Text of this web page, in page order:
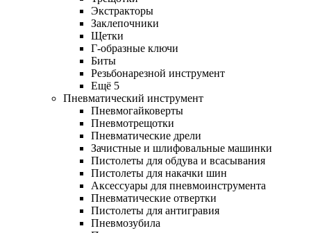
Экстракторы
Заклепочники
Щетки
Г-образные ключи
Биты
Резьбонарезной инструмент
Ещё 5
Пневматический инструмент
Пневмогайковерты
Пневмотрещотки
Пневматические дрели
Зачистные и шлифовальные машинки
Пистолеты для обдува и всасывания
Пистолеты для накачки шин
Аксессуары для пневмоинструмента
Пневматические отвертки
Пистолеты для антигравия
Пневмозубила